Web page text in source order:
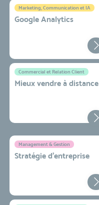
Marketing, Communication et IA
Google Analytics
Commercial et Relation Client
Mieux vendre à distance
Management & Gestion
Stratégie d’entreprise